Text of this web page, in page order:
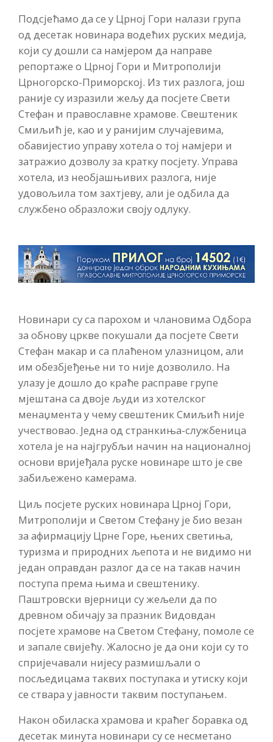
Подсјећамо да се у Црној Гори налази група
од десетак новинара водећих руских медија,
који су дошли са намјером да направе
репортаже о Црној Гори и Митрополији
Црногорско-Приморској. Из тих разлога, још
раније су изразили жељу да посјете Свети
Стефан и православне храмове. Свештеник
Смиљић је, као и у ранијим случајевима,
обавијестио управу хотела о тој намјери и
затражио дозволу за кратку посјету. Управа
хотела, из необјашњивих разлога, није
удовољила том захтјеву, али је одбила да
службено образложи своју одлуку.
Новинари су са парохом и члановима Одбора
за обнову цркве покушали да посјете Свети
Стефан макар и са плаћеном улазницом, али
им обезбјеђење ни то није дозволило. На
улазу је дошло до краће расправе групе
мјештана са двоје људи из хотелског
менаџмента у чему свештеник Смиљић није
учествовао. Једна од странкиња-службеница
хотела је на најгрубљи начин на националној
основи вријеђала руске новинаре што је све
забиљежено камерама.
Циљ посјете руских новинара Црној Гори,
Митрополији и Светом Стефану је био везан
за афирмацију Црне Горе, њених светиња,
туризма и природних љепота и не видимо ни
један оправдан разлог да се на такав начин
поступа према њима и свештенику.
Паштровски вјерници су жељели да по
древном обичају за празник Видовдан
посјете храмове на Светом Стефану, помоле се
и запале свијећу. Жалосно је да они који су то
спријечавали нијесу размишљали о
посљедицама таквих поступака и утиску који
се ствара у јавности таквим поступањем.
Након обиласка храмова и краћег боравка од
десетак минута новинари су се несметано